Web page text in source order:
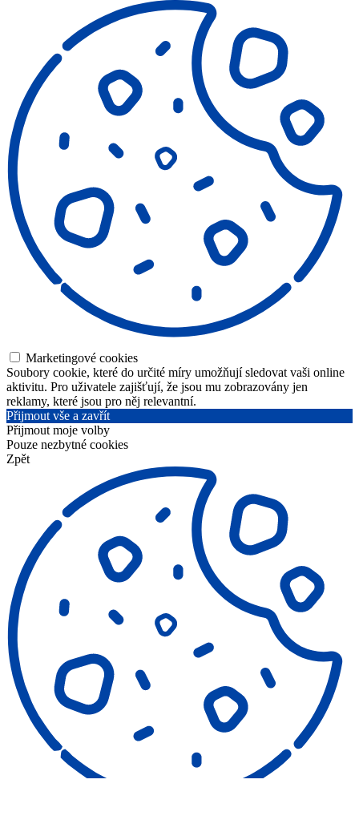
Marketingové cookies
Soubory cookie, které do určité míry umožňují sledovat vaši online
aktivitu. Pro uživatele zajišťují, že jsou mu zobrazovány jen
reklamy, které jsou pro něj relevantní.
Přijmout vše a zavřít
Přijmout moje volby
Pouze nezbytné cookies
Zpět